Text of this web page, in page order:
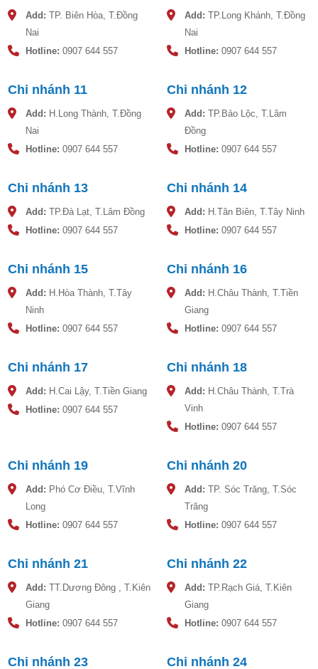
Add: TP. Biên Hòa, T.Đồng
Nai
Hotline: 0907 644 557
Add: TP.Long Khánh, T.Đồng
Nai
Hotline: 0907 644 557
Chi nhánh 11
Add: H.Long Thành, T.Đồng
Nai
Hotline: 0907 644 557
Chi nhánh 12
Add: TP.Bảo Lộc, T.Lâm
Đồng
Hotline: 0907 644 557
Chi nhánh 13
Add: TP.Đà Lạt, T.Lâm Đồng
Hotline: 0907 644 557
Chi nhánh 14
Add: H.Tân Biên, T.Tây Ninh
Hotline: 0907 644 557
Chi nhánh 15
Add: H.Hòa Thành, T.Tây
Ninh
Hotline: 0907 644 557
Chi nhánh 16
Add: H.Châu Thành, T.Tiền
Giang
Hotline: 0907 644 557
Chi nhánh 17
Add: H.Cai Lậy, T.Tiền Giang
Hotline: 0907 644 557
Chi nhánh 18
Add: H.Châu Thành, T.Trà
Vinh
Hotline: 0907 644 557
Chi nhánh 19
Add: Phó Cơ Điều, T.Vĩnh
Long
Hotline: 0907 644 557
Chi nhánh 20
Add: TP. Sóc Trăng, T.Sóc
Trăng
Hotline: 0907 644 557
Chi nhánh 21
Add: TT.Dương Đông , T.Kiên
Giang
Hotline: 0907 644 557
Chi nhánh 22
Add: TP.Rạch Giá, T.Kiên
Giang
Hotline: 0907 644 557
Chi nhánh 23 Chi nhánh 24